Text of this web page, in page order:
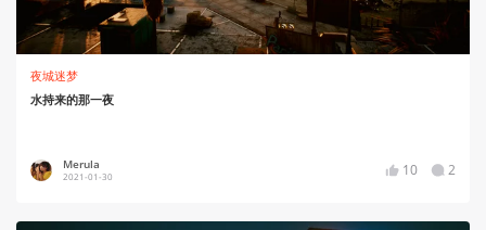
夜城迷梦
水持来的那一夜
Merula
2021-01-30 10 2